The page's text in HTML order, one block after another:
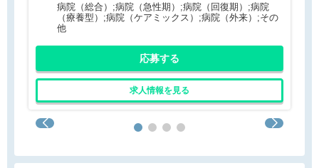
病院（総合）;病院（急性期）;病院（回復期）;病院
（療養型）;病院（ケアミックス）;病院（外来）;その
他
応募する
求人情報を見る